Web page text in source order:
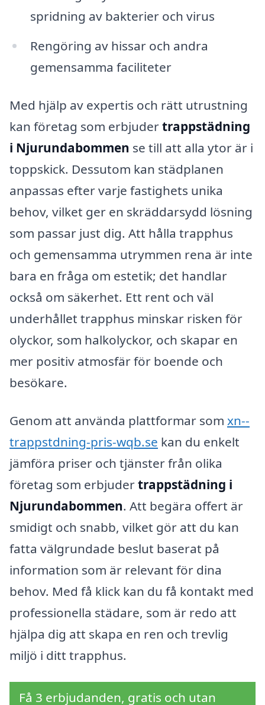
spridning av bakterier och virus
Rengöring av hissar och andra
gemensamma faciliteter
Med hjälp av expertis och rätt utrustning
kan företag som erbjudertrappstädning
i Njurundabommen se till att alla ytor är i
toppskick. Dessutom kan städplanen
anpassas efter varje fastighets unika
behov, vilket ger en skräddarsydd lösning
som passar just dig. Att hålla trapphus
och gemensamma utrymmen rena är inte
bara en fråga om estetik; det handlar
också om säkerhet. Ett rent och väl
underhållet trapphus minskar risken för
olyckor, som halkolyckor, och skapar en
mer positiv atmosfär för boende och
besökare.
Genom att använda plattformar som xn--
trappstdning-pris-wqb.se kan du enkelt
jämföra priser och tjänster från olika
företag som erbjudertrappstädning i
Njurundabommen. Att begära offert är
smidigt och snabb, vilket gör att du kan
fatta välgrundade beslut baserat på
information som är relevant för dina
behov. Med få klick kan du få kontakt med
professionella städare, som är redo att
hjälpa dig att skapa en ren och trevlig
miljö i ditt trapphus.
Få 3 erbjudanden, gratis och utan